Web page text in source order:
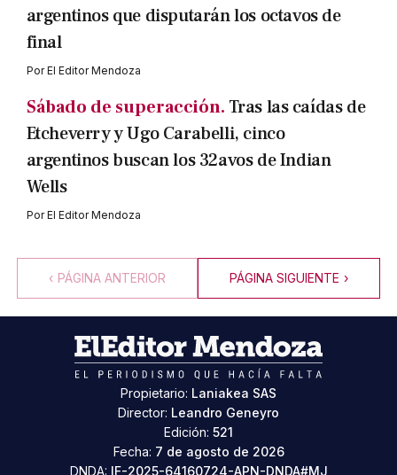
argentinos que disputarán los octavos de
final
PorEl Editor Mendoza
Sábado de superacción. Tras las caídas de
Etcheverry y Ugo Carabelli, cinco
argentinos buscan los 32avos de Indian
Wells
PorEl Editor Mendoza
‹ PÁGINA ANTERIOR PÁGINA SIGUIENTE ›
Propietario: Laniakea SAS
Director: Leandro Geneyro
Edición: 521
Fecha: 7 de agosto de 2026
DNDA: IF-2025-64160724-APN-DNDA#MJ